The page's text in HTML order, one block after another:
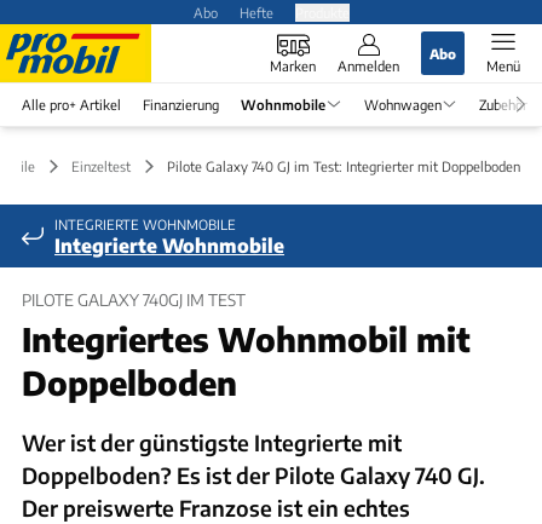
Abo Hefte
Marken Anmelden
Abo
Menü
Alle pro+ Artikel Finanzierung Wohnmobile Wohnwagen Zubehör
Einzeltest Pilote Galaxy 740 GJ im Test: Integrierter mit Doppelboden
INTEGRIERTE WOHNMOBILE
Integrierte Wohnmobile
PILOTE GALAXY 740GJ IM TEST
Integriertes Wohnmobil mit
Doppelboden
Wer ist der günstigste Integrierte mit
Doppelboden? Es ist der Pilote Galaxy 740 GJ.
Der preiswerte Franzose ist ein echtes